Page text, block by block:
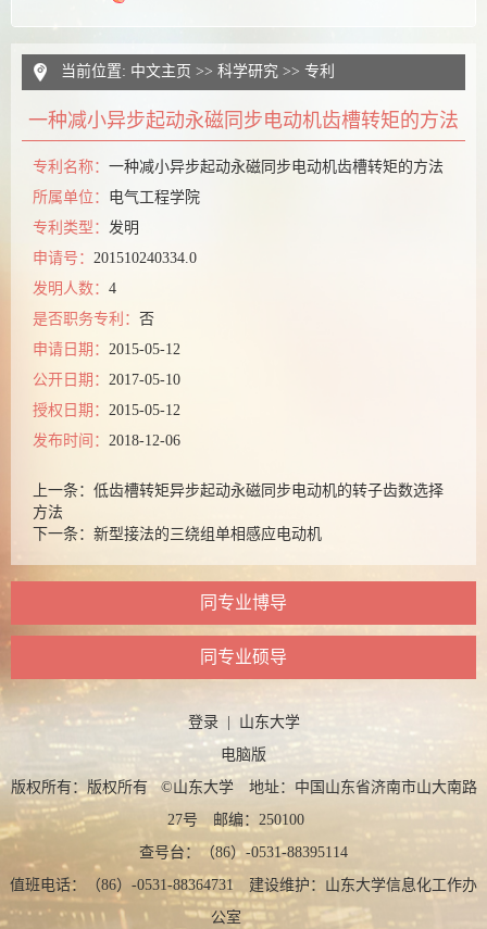
当前位置: 中文主页 >> 科学研究 >> 专利
一种减小异步起动永磁同步电动机齿槽转矩的方法
专利名称： 一种减小异步起动永磁同步电动机齿槽转矩的方法
所属单位： 电气工程学院
专利类型： 发明
申请号： 201510240334.0
发明人数： 4
是否职务专利： 否
申请日期： 2015-05-12
公开日期： 2017-05-10
授权日期： 2015-05-12
发布时间： 2018-12-06
上一条： 低齿槽转矩异步起动永磁同步电动机的转子齿数选择
方法
下一条： 新型接法的三绕组单相感应电动机
同专业博导
同专业硕导
登录| 山东大学
电脑版
版权所有：版权所有 ©山东大学 地址：中国山东省济南市山大南路
27号 邮编：250100
查号台：（86）-0531-88395114
值班电话：（86）-0531-88364731 建设维护：山东大学信息化工作办
公室